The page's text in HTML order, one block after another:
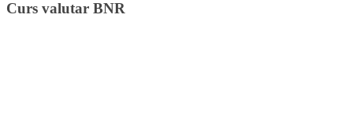
Curs valutar BNR